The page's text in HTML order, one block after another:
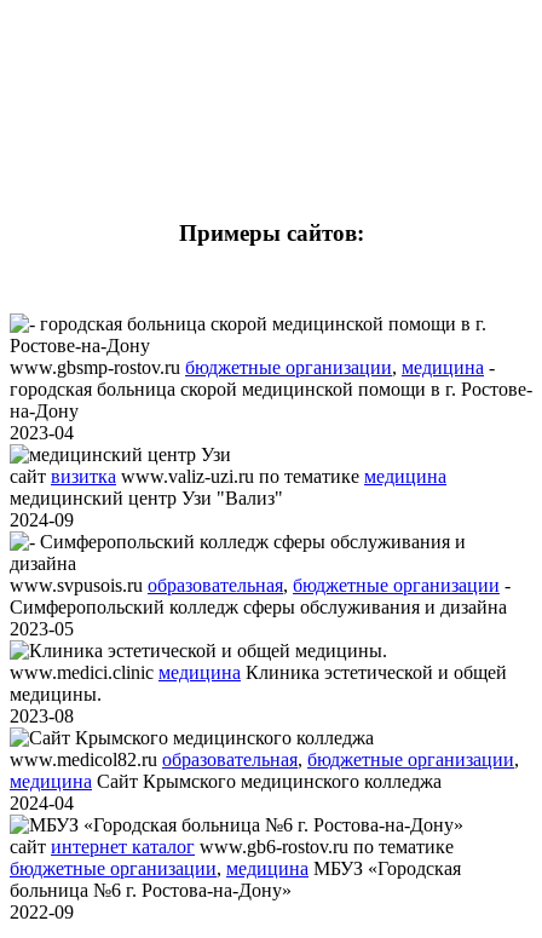
Примеры сайтов:
www.gbsmp-rostov.ru бюджетные организации, медицина -
городская больница скорой медицинской помощи в г. Ростове-
на-Дону
2023-04
сайт визитка www.valiz-uzi.ru по тематике медицина
медицинский центр Узи "Вализ"
2024-09
www.svpusois.ru образовательная, бюджетные организации -
Симферопольский колледж сферы обслуживания и дизайна
2023-05
www.medici.clinic медицина Клиника эстетической и общей
медицины.
2023-08
www.medicol82.ru образовательная, бюджетные организации,
медицина Сайт Крымского медицинского колледжа
2024-04
сайт интернет каталог www.gb6-rostov.ru по тематике
бюджетные организации, медицина МБУЗ «Городская
больница №6 г. Ростова-на-Дону»
2022-09